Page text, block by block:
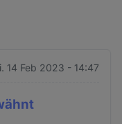
14 Feb 2023 - 14:47